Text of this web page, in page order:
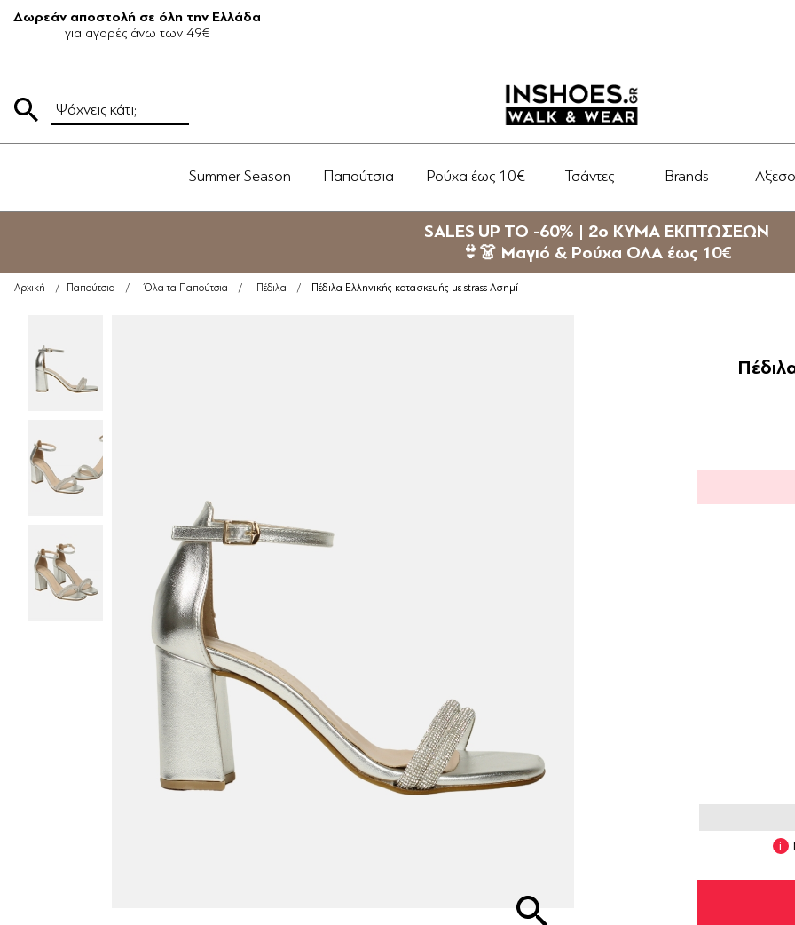
Δωρεάν αποστολή σε όλη την Ελλάδα
για αγορές άνω των 49€
Summer Season Παπούτσια Ρούχα έως 10€ Τσάντες Brands
SALES UP TO -60% | 2ο ΚΥΜΑ ΕΚΠΤΩΣΕΩΝ
👙👗 Μαγιό & Ρούχα ΟΛΑ έως 10€
Αρχική / Παπούτσια / Όλα τα Παπούτσια / Πέδιλα / Πέδιλα Ελληνικής κατασκευής με strass Ασημί